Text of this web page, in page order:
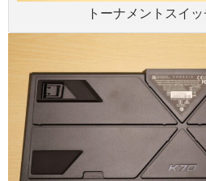
トーナメントスイ